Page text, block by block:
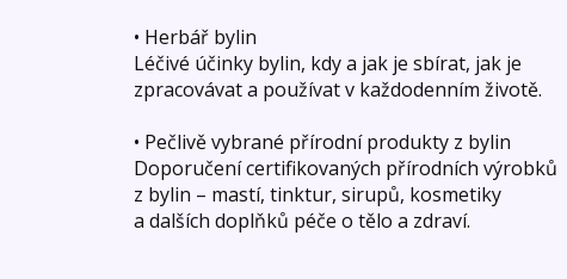
• Herbář bylin
Léčivé účinky bylin, kdy a jak je sbírat, jak je
zpracovávat a používat v každodenním životě.
• Pečlivě vybrané přírodní produkty z bylin
Doporučení certifikovaných přírodních výrobků
z bylin – mastí, tinktur, sirupů, kosmetiky
a dalších doplňků péče o tělo a zdraví.